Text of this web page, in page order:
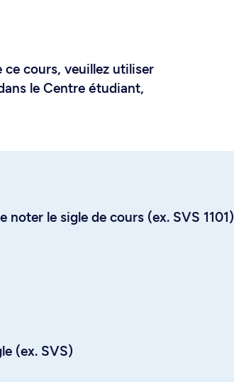
cours, veuillez utiliser
le Centre étudiant,
le sigle de cours (ex. SVS 1101)
(ex. SVS)